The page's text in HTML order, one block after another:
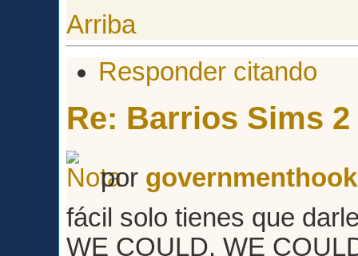
Arriba
Responder citando
Re: Barrios Sims 2
por
fácil solo tienes que
WE COULD, WE